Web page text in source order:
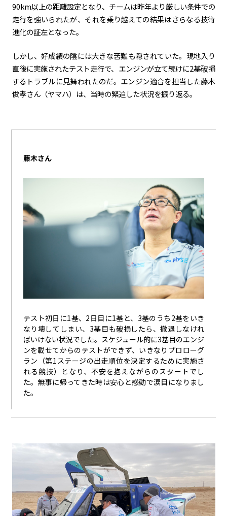
90km以上の距離設定となり、チームは昨年より厳しい条件での
走行を強いられたが、それを乗り越えての結果はさらなる技術
進化の証左となった。
しかし、好成績の陰には大きな苦難も隠されていた。現地入り
直後に実施されたテスト走行で、エンジンが立て続けに2基破損
するトラブルに見舞われたのだ。エンジン適合を担当した藤木
俊孝さん（ヤマハ）は、当時の緊迫した状況を振り返る。
藤木さん
テスト初日に1基、2日目に1基と、3基のうち2基をいき
なり壊してしまい、3基目も破損したら、撤退しなけれ
ばいけない状況でした。スケジュール的に3基目のエンジ
ンを載せてからのテストができず、いきなりプロローグ
ラン（第1ステージの出走順位を決定するために実施さ
れる競技）となり、不安を抱えながらのスタートでし
た。無事に帰ってきた時は安心と感動で涙目になりまし
た。